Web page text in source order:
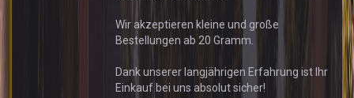
Wir akzeptieren kleine und große
Bestellungen ab 20 Gramm.
Dank unserer langjährigen Erfahrung ist Ihr
Einkauf bei uns absolut sicher!